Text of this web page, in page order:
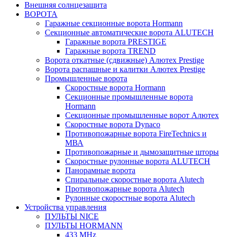
Внешняя солнцезащита
ВОРОТА
Гаражные секционные ворота Hormann
Секционные автоматические ворота ALUTECH
Гаражные ворота PRESTIGE
Гаражные ворота TREND
Ворота откатные (сдвижные) Алютех Prestige
Ворота распашные и калитки Алютех Prestige
Промышленные ворота
Скоростные ворота Hormann
Секционные промышленные ворота
Hormann
Секционные промышленные ворот Алютех
Скоростные ворота Dynaco
Противопожарные ворота FireTechnics и
МВА
Противопожарные и дымозащитные шторы
Скоростные рулонные ворота ALUTECH
Панорамные ворота
Спиральные скоростные ворота Alutech
Противопожарные ворота Alutech
Рулонные скоростные ворота Alutech
Устройства управления
ПУЛЬТЫ NICE
ПУЛЬТЫ HORMANN
433 MHz